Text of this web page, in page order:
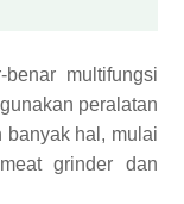
multifungsi
peralatan
banyak hal, mulai
grinder dan